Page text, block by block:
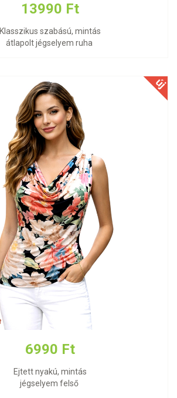
13990 Ft
Klasszikus szabású, mintás
átlapolt jégselyem ruha
6990 Ft
Ejtett nyakú, mintás
jégselyem felső